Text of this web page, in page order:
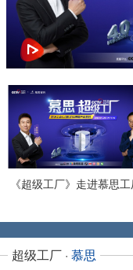
《超级工厂》走进慕思
超级工厂 · 慕思